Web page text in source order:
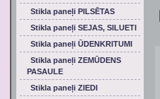
Stikla paneļi PILSĒTAS
Stikla paneļi SEJAS, SILUETI
Stikla paneļi ŪDENKRITUMI
Stikla paneļi ZEMŪDENS
PASAULE
Stikla paneļi ZIEDI